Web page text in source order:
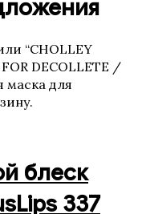
“CHOLLEY
DECOLLETE /
для
блеск
337